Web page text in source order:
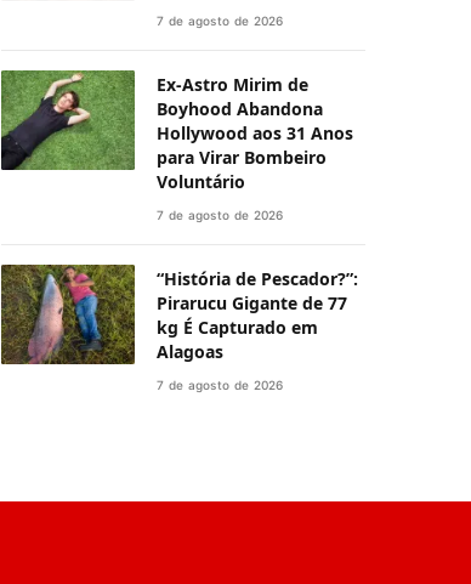
7 de agosto de 2026
Ex-Astro Mirim de
Boyhood Abandona
Hollywood aos 31 Anos
para Virar Bombeiro
Voluntário
7 de agosto de 2026
“História de Pescador?”:
Pirarucu Gigante de 77
kg É Capturado em
Alagoas
7 de agosto de 2026